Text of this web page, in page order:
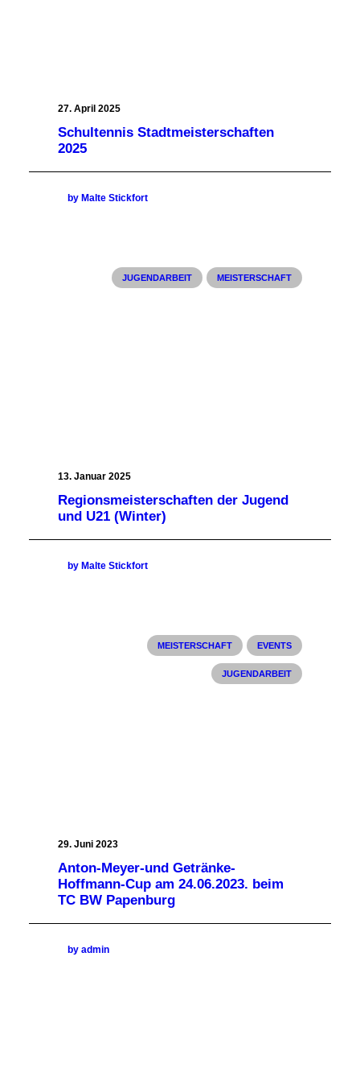
27. April 2025
Schultennis Stadtmeisterschaften
2025
by Malte Stickfort
JUGENDARBEIT MEISTERSCHAFT
13. Januar 2025
Regionsmeisterschaften der Jugend
und U21 (Winter)
by Malte Stickfort
MEISTERSCHAFT EVENTS
JUGENDARBEIT
29. Juni 2023
Anton-Meyer-und Getränke-
Hoffmann-Cup am 24.06.2023. beim
TC BW Papenburg
by admin